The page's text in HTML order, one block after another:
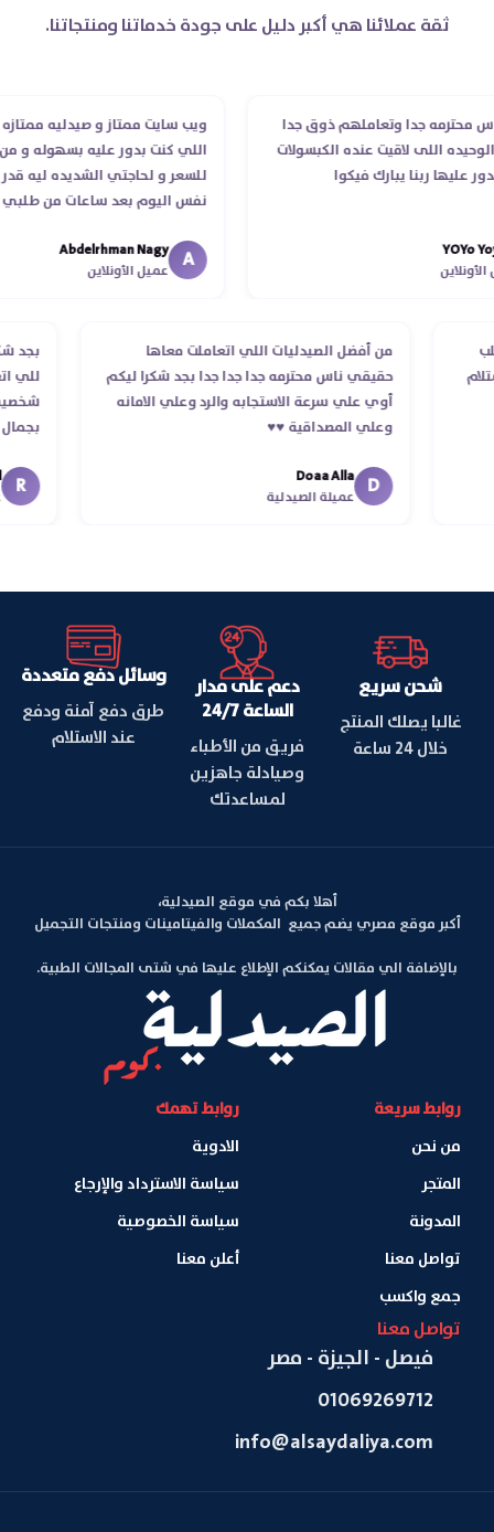
ثقة عملائنا هي أكبر دليل على جودة خدماتنا ومنتجاتنا.
جدا وتعاملهم ذوق جدا
اللى لاقيت عنده الكبسولات
ربنا يبارك فيكوا
ويب سايت ممتاز و صيدليه ممتازه
اللي كنت بدور عليه بسهوله و من
للسعر و لحاجتي الشديده ليه قدر
نفس اليوم بعد ساعات من طلبي و
انتهاء موعد عمله ..فضل يتابع معايا
استلمت ..شكرا جزيلا ليكم
A
Abdelrhman Nagy
عميل الأونلاين
من أفضل الصيدليات اللي اتعاملت معاها
حقيقي ناس محترمه جدا جدا جدا بجد شكرا ليكم
أوي علي سرعة الاستجابه والرد وعلي الامانه
وعلي المصداقية ♥️♥️‏
D
Doaa Alla
عميلة الصيدلية
شحن سريع
غالبا يصلك المنتج
خلال 24 ساعة
دعم على مدار
الساعة 24/7
فريق من الأطباء
وصيادلة جاهزين
لمساعدتك
وسائل دفع متعددة
طرق دفع آمنة ودفع
عند الاستلام
أهلا بكم في موقع الصيدلية،
أكبر موقع مصري يضم جميع المكملات والفيتامينات ومنتجات التجميل
بالإضافة الي مقالات يمكنكم الإطلاع عليها في شتى المجالات الطبية.
روابط سريعة
من نحن
المتجر
المدونة
تواصل معنا
جمع واكسب
روابط تهمك
الادوية
سياسة الاسترداد والإرجاع
سياسة الخصوصية
أعلن معنا
تواصل معنا
فيصل - الجيزة - مصر
01069269712
info@alsaydaliya.com